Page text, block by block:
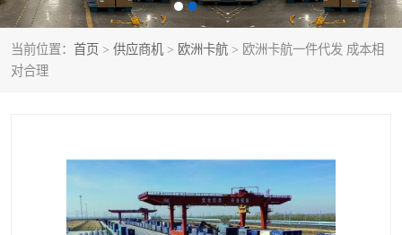
当前位置： 首页 > 供应商机 > 欧洲卡航 > 欧洲卡航一件代发 成本相
对合理
门 到门
墨西哥海运/空运-双清到
门